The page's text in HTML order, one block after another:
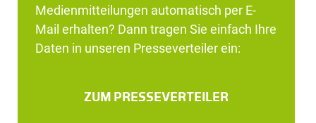
Medienmitteilungen automatisch per E-
Mail erhalten? Dann tragen Sie einfach Ihre
Daten in unseren Presseverteiler ein:
ZUM PRESSEVERTEILER